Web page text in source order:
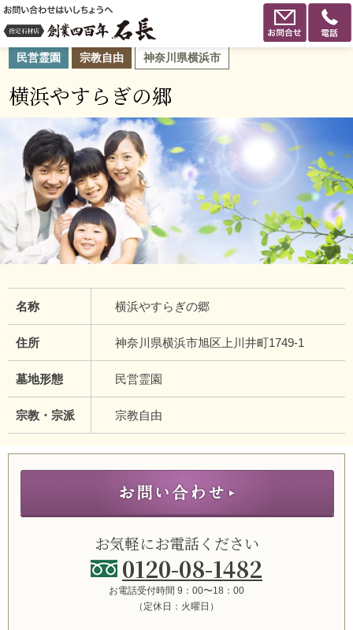
民営霊園 宗教自由 神奈川県横浜市
横浜やすらぎの郷
名称 横浜やすらぎの郷
住所 神奈川県横浜市旭区上川井町1749-1
墓地形態 民営霊園
宗教・宗派 宗教自由
お気軽にお電話ください
0120-08-1482
お電話受付時間 9：00〜18：00
（定休日：火曜日）